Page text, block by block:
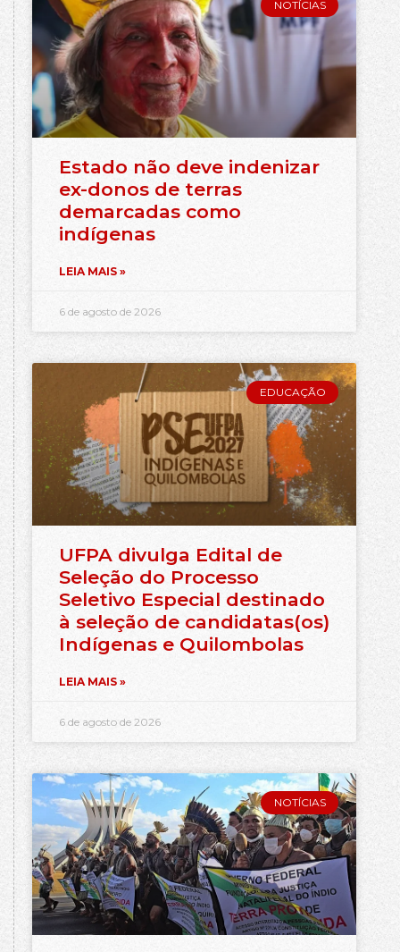
NOTÍCIAS
Estado não deve indenizar
ex-donos de terras
demarcadas como
indígenas
LEIA MAIS »
6 de agosto de 2026
EDUCAÇÃO
UFPA divulga Edital de
Seleção do Processo
Seletivo Especial destinado
à seleção de candidatas(os)
Indígenas e Quilombolas
LEIA MAIS »
6 de agosto de 2026
NOTÍCIAS